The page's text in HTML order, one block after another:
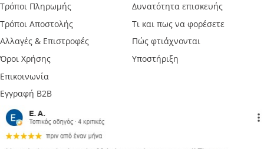
Τρόποι Πληρωμής
Τρόποι Αποστολής
Αλλαγές & Επιστροφές
Όροι Χρήσης
Επικοινωνία
Εγγραφή B2B
Δυνατότητα επισκευής
Τι και πως να φορέσετε
Πώς φτιάχνονται
Υποστήριξη